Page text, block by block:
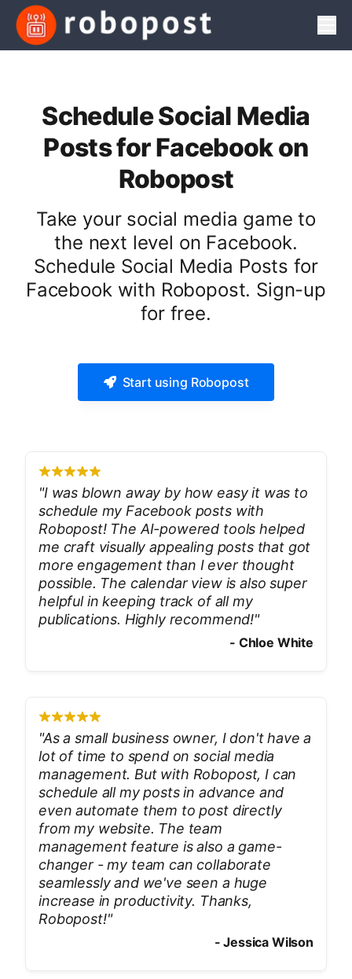
Schedule Social Media
Posts for Facebook on
Robopost
Take your social media game to
the next level on Facebook.
Schedule Social Media Posts for
Facebook with Robopost. Sign-up
for free.
Start using Robopost
"I was blown away by how easy it was to
schedule my Facebook posts with
Robopost! The AI-powered tools helped
me craft visually appealing posts that got
more engagement than I ever thought
possible. The calendar view is also super
helpful in keeping track of all my
publications. Highly recommend!"
- Chloe White
"As a small business owner, I don't have a
lot of time to spend on social media
management. But with Robopost, I can
schedule all my posts in advance and
even automate them to post directly
from my website. The team
management feature is also a game-
changer - my team can collaborate
seamlessly and we've seen a huge
increase in productivity. Thanks,
Robopost!"
-Jessica Wilson